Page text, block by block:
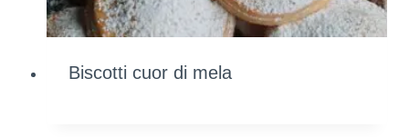
Biscotti cuor di mela